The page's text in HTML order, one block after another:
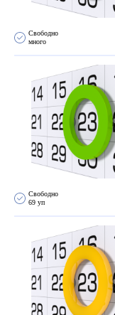
Свободно
много
Свободно
69 уп